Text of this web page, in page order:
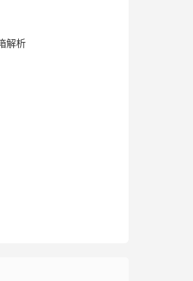
解析